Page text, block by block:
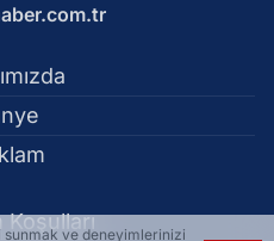
Koşulları
sunmak ve deneyimlerinizi